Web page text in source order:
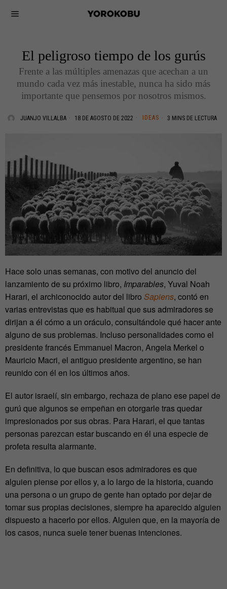
El peligroso tiempo de los gurús
Frente a las múltiples amenazas que acechan a un
mundo cada vez más inestable, nunca ha sido más
importante que pensemos por nosotros mismos.
JUANJO VILLALBA 18 DE AGOSTO DE 2022 IDEAS 3 MINS DE LECTURA
Hace solo unas semanas, con motivo del anuncio del
lanzamiento de su próximo libro, Imparables, Yuval Noah
Harari, el archiconocido autor del libro Sapiens, contó en
varias entrevistas que es habitual que sus admiradores se
dirijan a él cómo a un oráculo, consultándole qué hacer ante
alguno de sus problemas. Incluso personalidades como el
presidente francés Emmanuel Macron, Angela Merkel o
Mauricio Macri, el antiguo presidente argentino, se han
reunido con él en los últimos años.
El autor israelí, sin embargo, rechaza de plano ese papel de
gurú que algunos se empeñan en otorgarle tras quedar
impresionados por sus obras. Para Harari, el que tantas
personas parezcan estar buscando en él una especie de
profeta resulta alarmante.
En definitiva, lo que buscan esos admiradores es que
alguien piense por ellos y, a lo largo de la historia, cuando
una persona o un grupo de gente han optado por dejar de
tomar sus propias decisiones, siempre ha aparecido alguien
dispuesto a hacerlo por ellos. Alguien que, en la mayoría de
los casos, nunca suele tener buenas intenciones.